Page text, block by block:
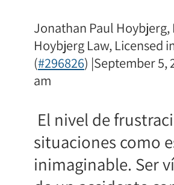
Jonathan Paul Hoybjerg,
Hoybjerg Law, Licensed
(#296826) |September 5,
am
El nivel de
situaciones como
inimaginable. Ser